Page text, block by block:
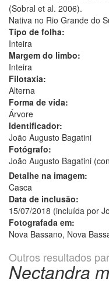
(Sobral et al. 2006).
Nativa no Rio Grande do
Tipo de folha:
Inteira
Margem do limbo:
Inteira
Filotaxia:
Alterna
Forma de vida:
Árvore
Identificador:
João Augusto Bagatini
Fotógrafo:
João Augusto Bagatini
Detalhe na imagem:
Casca
Data de inclusão:
15/07/2018 (incluída por
Fotografada em:
Nova Bassano, Nova
Outros resultados
Nectandra